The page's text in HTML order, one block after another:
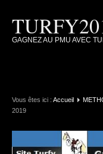
GAGNEZ AU PMU AVEC
Vous êtes ici : Accueil
2019